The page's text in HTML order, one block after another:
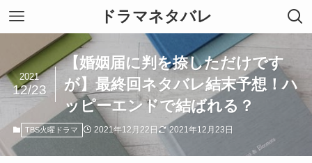
ドラマネタバレ
【婚姻届に判を捺しただけです
が】最終回ネタバレ結末予想！ハ
ッピーエンドで結ばれる？
2021
12/23
TBS火曜ドラマ 2021年12月22日 2021年12月23日